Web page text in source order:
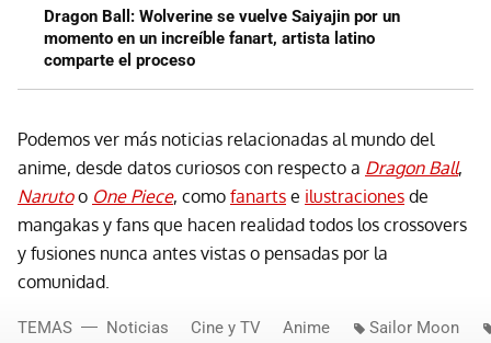
Dragon Ball: Wolverine se vuelve Saiyajin por un
momento en un increíble fanart, artista latino
comparte el proceso
Podemos ver más noticias relacionadas al mundo del
anime, desde datos curiosos con respecto a Dragon Ball,
Narutoo One Piece, como fanarts e ilustraciones de
mangakas y fans que hacen realidad todos los crossovers
y fusiones nunca antes vistas o pensadas por la
comunidad.
TEMAS Noticias Cine y TV Anime Sailor Moon